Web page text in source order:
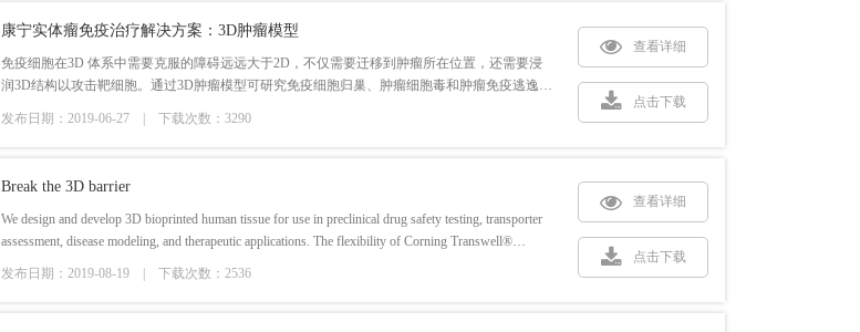
康宁实体瘤免疫治疗解决方案：3D肿瘤模型
免疫细胞在3D 体系中需要克服的障碍远远大于2D，不仅需要迁移到肿瘤所在位置，还需要浸
润3D结构以攻击靶细胞。通过3D肿瘤模型可研究免疫细胞归巢、肿瘤细胞毒和肿瘤免疫逃逸
发布日期：2019-06-27 | 下载次数：3290
查看详细
点击下载
Break the 3D barrier
We design and develop 3D bioprinted human tissue for use in preclinical drug safety testing, transporter
assessment, disease modeling, and therapeutic applications. The flexibility of Corning Transwell®
发布日期：2019-08-19 | 下载次数：2536
查看详细
点击下载